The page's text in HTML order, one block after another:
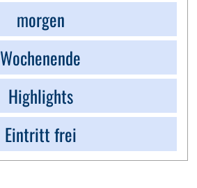
morgen
Wochenende
Highlights
Eintritt frei